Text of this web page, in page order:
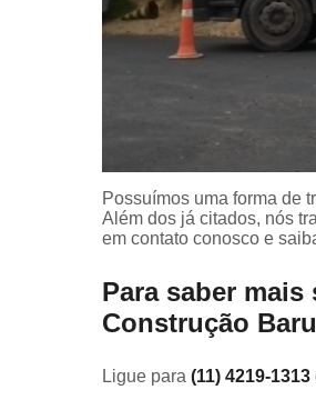
Possuímos uma forma de
Além dos já citados, nós
em contato conosco e
Para saber
Construção
Ligue para (11) 4219-1313